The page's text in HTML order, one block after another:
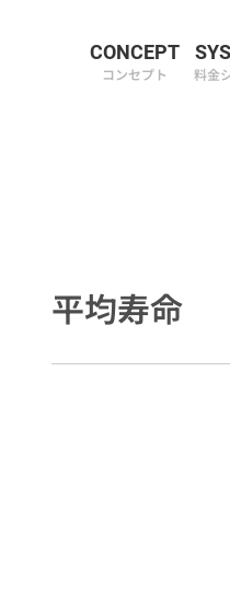
CONCEPT
コンセプト 料金
平均寿命